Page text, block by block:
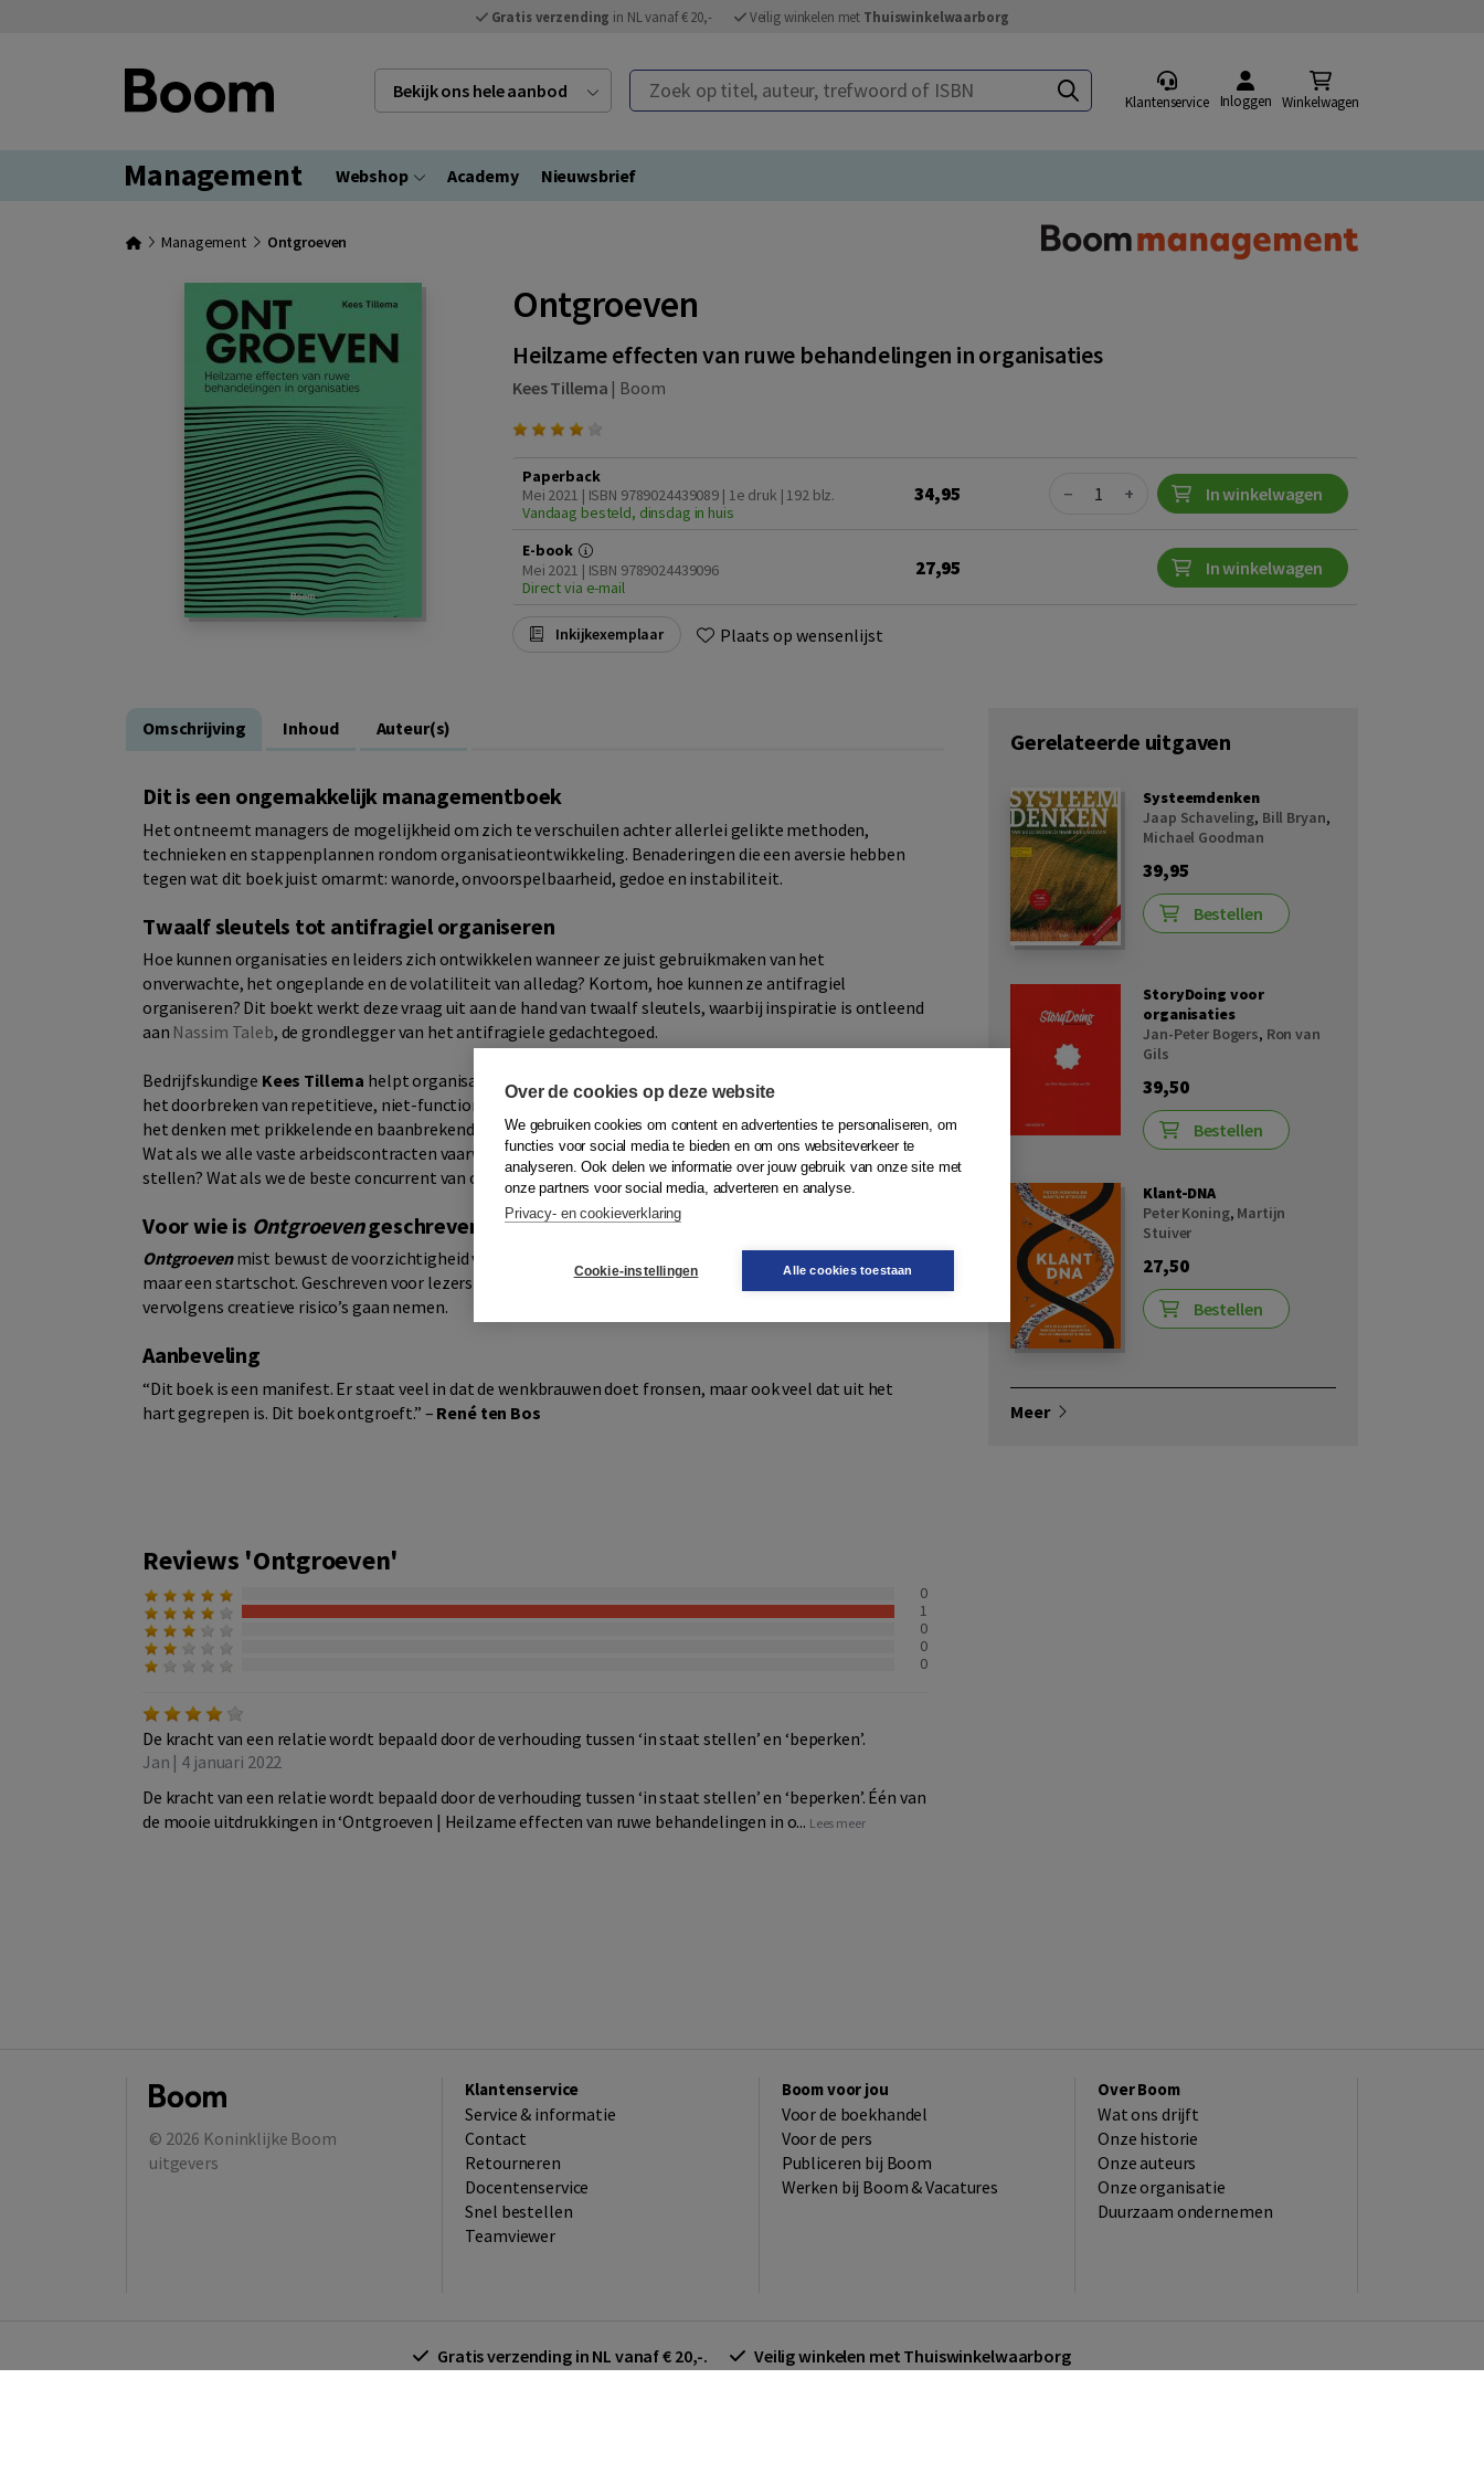
Gratis verzending in NL vanaf € 20,- Veilig winkelen met Thuiswinkelwaarborg
Bekijk ons hele aanbod Zoek op titel, auteur, trefwoord of ISBN
Klantenservice Inloggen Winkelwagen
Management Webshop Academy Nieuwsbrief
Management Ontgroeven
Ontgroeven
Heilzame effecten van ruwe behandelingen in organisaties
Kees Tillema | Boom
Paperback
Mei 2021 | ISBN 9789024439089 | 1e druk | 192 blz.
Vandaag besteld, dinsdag in huis
34,95 Quantity
− + In winkelwagen
E-book
Mei 2021 | ISBN 9789024439096
Direct via e-mail
27,95 In winkelwagen
Inkijkexemplaar Plaats op wensenlijst
Omschrijving Inhoud Auteur(s)
Dit is een ongemakkelijk managementboek
Het ontneemt managers de mogelijkheid om zich te verschuilen achter allerlei gelikte methoden,
technieken en stappenplannen rondom organisatieontwikkeling. Benaderingen die een aversie hebben
tegen wat dit boek juist omarmt: wanorde, onvoorspelbaarheid, gedoe en instabiliteit.
Twaalf sleutels tot antifragiel organiseren
Hoe kunnen organisaties en leiders zich ontwikkelen wanneer ze juist gebruikmaken van het
onverwachte, het ongeplande en de volatiliteit van alledag? Kortom, hoe kunnen ze antifragiel
organiseren? Dit boekt werkt deze vraag uit aan de hand van twaalf sleutels, waarbij inspiratie is ontleend
aan Nassim Taleb, de grondlegger van het antifragiele gedachtegoed.
Bedrijfskundige Kees Tillema helpt organisaties en leiders om te ontgroeven. Het gaat hierbij vooral om
het doorbreken van repetitieve, niet-functionele manieren van denken en handelen. Hij zet de lezer aan
het denken met prikkelende en baanbrekende ideeën om organisaties te ontwikkelen en te veranderen.
Wat als we alle vaste arbeidscontracten vaarwel zeggen? En wat als we ophouden met meetbare doelen
stellen? Wat als we de beste concurrent van onszelf creëren?
Voor wie is Ontgroevengeschreven?
Ontgroeven mist bewust de voorzichtigheid van een wetenschappelijke insteek. Het is geen sluitstuk,
maar een startschot. Geschreven voor lezers die hun verbeeldingskracht aan het werk willen zetten en
vervolgens creatieve risico’s gaan nemen.
Aanbeveling
“Dit boek is een manifest. Er staat veel in dat de wenkbrauwen doet fronsen, maar ook veel dat uit het
hart gegrepen is. Dit boek ontgroeft.” – René ten Bos
Reviews 'Ontgroeven'
0
1
0
0
0
De kracht van een relatie wordt bepaald door de verhouding tussen ‘in staat stellen’ en ‘beperken’.
Jan | 4 januari 2022
De kracht van een relatie wordt bepaald door de verhouding tussen ‘in staat stellen’ en ‘beperken’. Één van
de mooie uitdrukkingen in ‘Ontgroeven | Heilzame effecten van ruwe behandelingen in o... Lees meer
Gerelateerde uitgaven
Systeemdenken
Jaap Schaveling, Bill Bryan,
Michael Goodman
39,95
Bestellen
StoryDoing voor
organisaties
Jan-Peter Bogers, Ron van
Gils
39,50
Bestellen
Klant-DNA
Peter Koning, Martijn
Stuiver
27,50
Bestellen
Meer
© 2026 Koninklijke Boom
uitgevers
Klantenservice
Service & informatie
Contact
Retourneren
Docentenservice
Snel bestellen
Teamviewer
Boom voor jou
Voor de boekhandel
Voor de pers
Publiceren bij Boom
Werken bij Boom & Vacatures
Over Boom
Wat ons drijft
Onze historie
Onze auteurs
Onze organisatie
Duurzaam ondernemen
Gratis verzending in NL vanaf € 20,-. Veilig winkelen met Thuiswinkelwaarborg
Over de cookies op deze website
We gebruiken cookies om content en advertenties te personaliseren, om
functies voor social media te bieden en om ons websiteverkeer te
analyseren. Ook delen we informatie over jouw gebruik van onze site met
onze partners voor social media, adverteren en analyse.
Privacy- en cookieverklaring
Cookie-instellingen Alle cookies toestaan